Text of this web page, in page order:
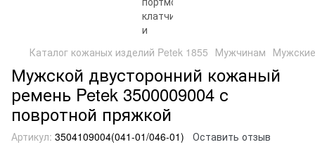
Каталог кожаных изделий Petek 1855 Мужчинам
Мужской двусторонний кожаный
ремень Petek 3500009004 с
повротной пряжкой
Артикул: 3504109004(041-01/046-01) Оставить отзыв